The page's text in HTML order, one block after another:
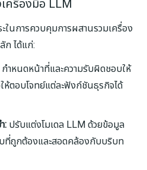
ครื่องมือ LLM
ในการควบคุมการผสานรวมเครื่อง
ก ได้แก่:
กำหนดหน้าที่และความรับผิดชอบให้
ห้ตอบโจทย์แต่ละฟังก์ชันธุรกิจได้
: ปรับแต่งโมเดล LLM ด้วยข้อมูล
บที่ถูกต้องและสอดคล้องกับบริบท